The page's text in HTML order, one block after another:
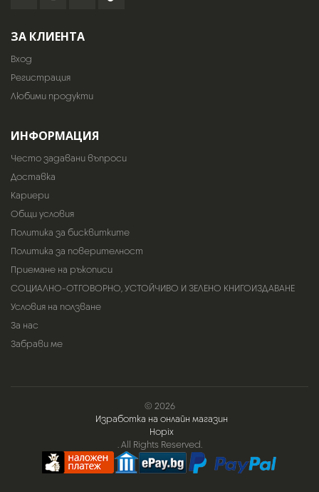
ЗА КЛИЕНТА
Вход
Регистрация
Любими продукти
ИНФОРМАЦИЯ
Често задавани въпроси
Доставка
Кариери
Общи условия
Политика за бисквитките
Политика за поверителност
Приемане на ръкописи
СОЦИАЛНО-ОТГОВОРНО, УСТОЙЧИВО И ЗЕЛЕНО КНИГОИЗДАВАНЕ
Условия на ползване
За нас
Забрави ме
© 2026
Изработка на онлайн магазин
Hopix
. All Rights Reserved.